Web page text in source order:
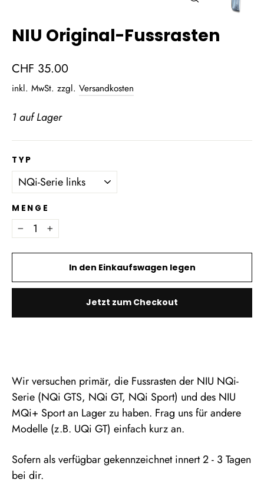
Schließen
NIU Original-Fussrasten
Normaler
Preis
CHF 35.00
inkl. MwSt. zzgl. Versandkosten
1 auf Lager
TYP
MENGE
− +
In den Einkaufswagen legen
Jetzt zum Checkout
Wir versuchen primär, die Fussrasten der NIU NQi-
Serie (NQi GTS, NQi GT, NQi Sport) und des NIU
MQi+ Sport an Lager zu haben. Frag uns für andere
Modelle (z.B. UQi GT) einfach kurz an.
Sofern als verfügbar gekennzeichnet innert 2 - 3 Tagen
bei dir.